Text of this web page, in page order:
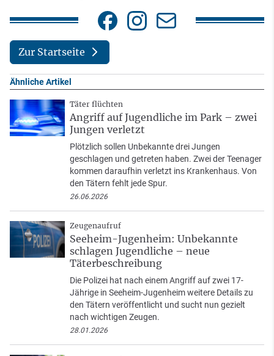
Zur Startseite
Ähnliche Artikel
Täter flüchten
Angriff auf Jugendliche im Park – zwei
Jungen verletzt
Plötzlich sollen Unbekannte drei Jungen
geschlagen und getreten haben. Zwei der Teenager
kommen daraufhin verletzt ins Krankenhaus. Von
den Tätern fehlt jede Spur.
26.06.2026
Zeugenaufruf
Seeheim-Jugenheim: Unbekannte
schlagen Jugendliche – neue
Täterbeschreibung
Die Polizei hat nach einem Angriff auf zwei 17-
Jährige in Seeheim-Jugenheim weitere Details zu
den Tätern veröffentlicht und sucht nun gezielt
nach wichtigen Zeugen.
28.01.2026